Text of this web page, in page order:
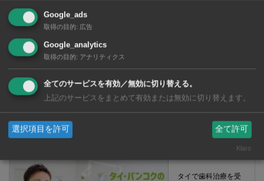
タイ・バンコクの日
系幼稚園選び完全攻
略【2026年版】
タイで歯科治療を受
Google_ads
取得の目的: 広告
Google_analytics
取得の目的: アナリティクス
全てのサービスを有効／無効に切り替える。
上記のサービスをまとめて有効または無効に切り替えます。
選択項目を許可 全て許可
Klaro